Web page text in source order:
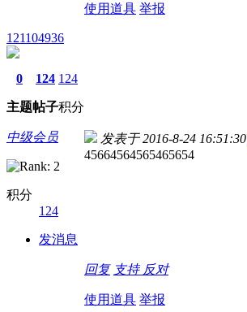
使用道具 举报
121104936
0
主题
124
帖子
124
积分
中级会员
积分
124
发消息
发表于 2016-8-24 16:51:30
45664564565465654
回复 支持 反对
使用道具 举报